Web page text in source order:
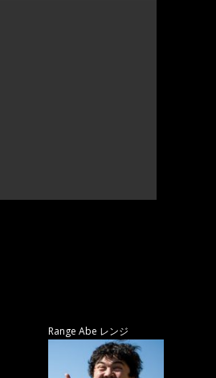
Range Abe レンジ